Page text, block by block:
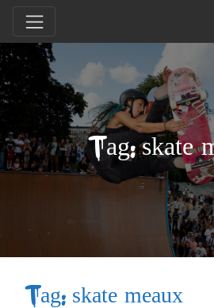
Tag: skate
Tag: skate meaux